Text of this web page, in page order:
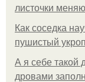
листочки
Как соседка
пушистый
А я себе такой
дровами